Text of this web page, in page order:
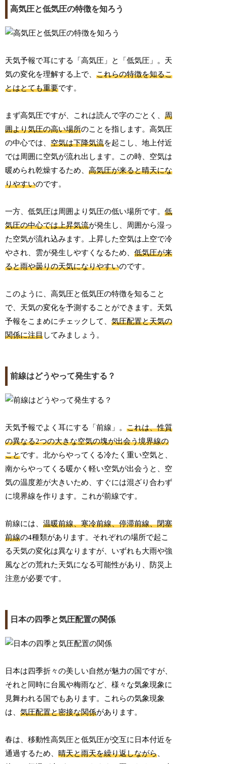
高気圧と低気圧の特徴を知ろう
天気予報で耳にする「高気圧」と「低気圧」。天
気の変化を理解する上で、これらの特徴を知るこ
とはとても重要です。
まず高気圧ですが、これは読んで字のごとく、周
囲より気圧の高い場所のことを指します。高気圧
の中心では、空気は下降気流を起こし、地上付近
では周囲に空気が流れ出します。この時、空気は
暖められ乾燥するため、高気圧が来ると晴天にな
りやすいのです。
一方、低気圧は周囲より気圧の低い場所です。低
気圧の中心では上昇気流が発生し、周囲から湿っ
た空気が流れ込みます。上昇した空気は上空で冷
やされ、雲が発生しやすくなるため、低気圧が来
ると雨や曇りの天気になりやすいのです。
このように、高気圧と低気圧の特徴を知ること
で、天気の変化を予測することができます。天気
予報をこまめにチェックして、気圧配置と天気の
関係に注目してみましょう。
前線はどうやって発生する？
天気予報でよく耳にする「前線」。これは、性質
の異なる2つの大きな空気の塊が出会う境界線の
ことです。北からやってくる冷たく重い空気と、
南からやってくる暖かく軽い空気が出会うと、空
気の温度差が大きいため、すぐには混ざり合わず
に境界線を作ります。これが前線です。
前線には、温暖前線、寒冷前線、停滞前線、閉塞
前線の4種類があります。それぞれの場所で起こ
る天気の変化は異なりますが、いずれも大雨や強
風などの荒れた天気になる可能性があり、防災上
注意が必要です。
日本の四季と気圧配置の関係
日本は四季折々の美しい自然が魅力の国ですが、
それと同時に台風や梅雨など、様々な気象現象に
見舞われる国でもあります。これらの気象現象
は、気圧配置と密接な関係があります。
春は、移動性高気圧と低気圧が交互に日本付近を
通過するため、晴天と雨天を繰り返しながら